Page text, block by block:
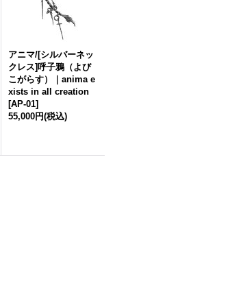
アニマ/[シルバーネッ
クレス]呼子鴉（よび
こがらす）｜anima e
xists in all creation
[AP-01]
55,000円(税込)